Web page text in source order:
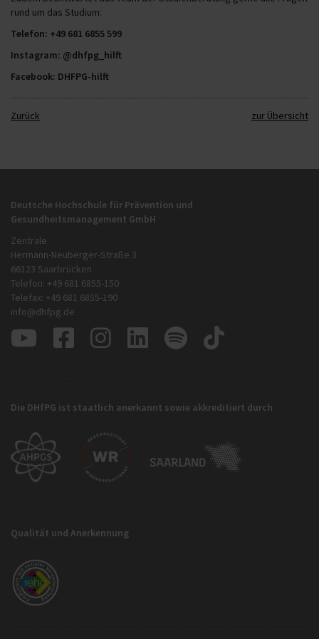
rund um das Studium:
Telefon: +49 681 6855 599
Instagram: @dhfpg_hilft
Facebook: DHFPG-hilft
Zurück zur Übersicht
Deutsche Hochschule für Prävention und
Gesundheitsmanagement GmbH
Zentrale
Hermann-Neuberger-Straße 3
66123 Saarbrücken
Telefon: +49 681 6855-150
Telefax: +49 681 6855-190
info@dhfpg.de
Die DHfPG ist staatlich anerkannt sowie akkreditiert durch
Qualität und Anerkennung